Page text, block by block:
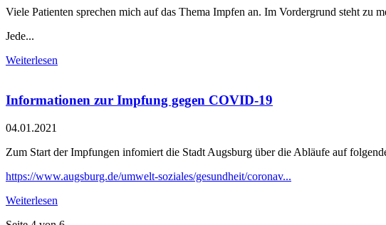
Viele Patienten sprechen mich auf das Thema Impfen an. Im Vordergrund steht zu
Jede...
Weiterlesen
Informationen zur Impfung gegen COVID-19
04.01.2021
Zum Start der Impfungen infomiert die Stadt Augsburg über die Abläufe auf
https://www.augsburg.de/umwelt-soziales/gesundheit/coronav...
Weiterlesen